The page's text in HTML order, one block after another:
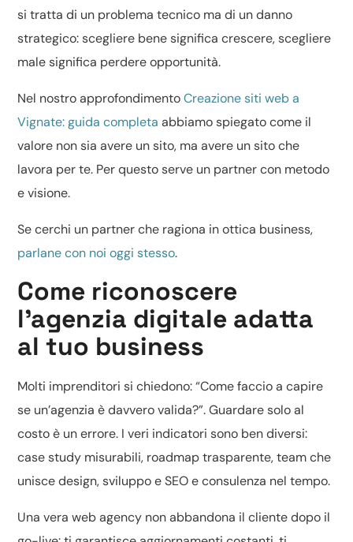
si tratta di un problema tecnico ma di un danno
strategico: scegliere bene significa crescere, scegliere
male significa perdere opportunità.
Nel nostro approfondimentoCreazione siti web a
Vignate: guida completa abbiamo spiegato come il
valore non sia avere un sito, ma avere un sito che
lavora per te. Per questo serve un partner con metodo
e visione.
Se cerchi un partner che ragiona in ottica business,
parlane con noi oggi stesso.
Come riconoscere
l’agenzia digitale adatta
al tuo business
Molti imprenditori si chiedono: “Come faccio a capire
se un’agenzia è davvero valida?”. Guardare solo al
costo è un errore. I veri indicatori sono ben diversi:
case study misurabili, roadmap trasparente, team che
unisce design, sviluppo e SEO e consulenza nel tempo.
Una vera web agency non abbandona il cliente dopo il